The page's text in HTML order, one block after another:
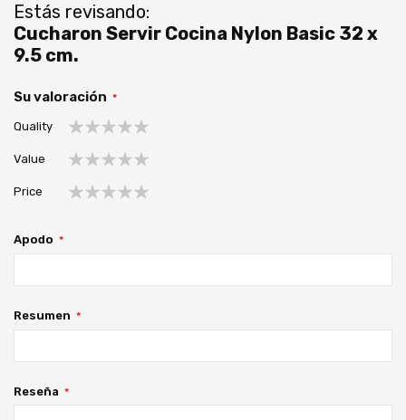
Estás revisando:
Cucharon Servir Cocina Nylon Basic 32 x
9.5 cm.
Su valoración
Quality
estrella
estrellas
estrellas
estrellas
estrellas
Value
estrella
estrellas
estrellas
estrellas
estrellas
Price
Apodo
Resumen
Reseña